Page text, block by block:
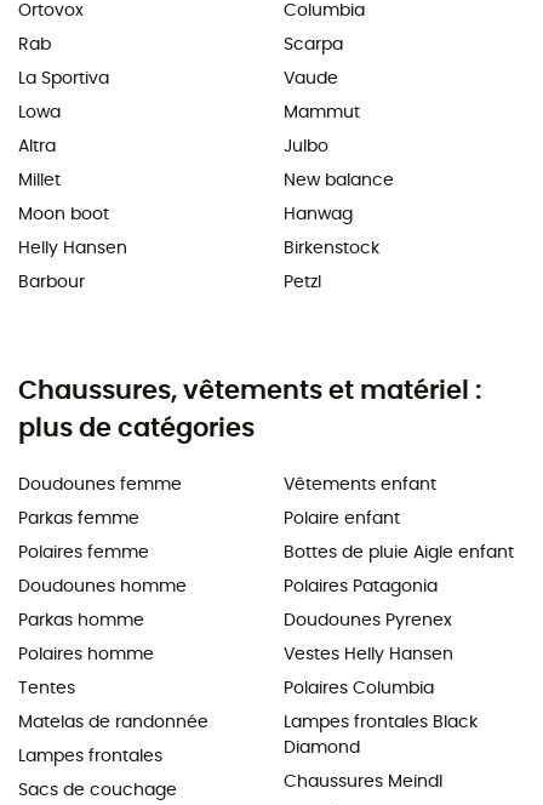
Ortovox
Rab
La Sportiva
Lowa
Altra
Millet
Moon boot
Helly Hansen
Barbour
Columbia
Scarpa
Vaude
Mammut
Julbo
New balance
Hanwag
Birkenstock
Petzl
Chaussures, vêtements et matériel :
plus de catégories
Doudounes femme
Parkas femme
Polaires femme
Doudounes homme
Parkas homme
Polaires homme
Tentes
Matelas de randonnée
Lampes frontales
Sacs de couchage
Vêtements enfant
Polaire enfant
Bottes de pluie Aigle enfant
Polaires Patagonia
Doudounes Pyrenex
Vestes Helly Hansen
Polaires Columbia
Lampes frontales Black
Diamond
Chaussures Meindl